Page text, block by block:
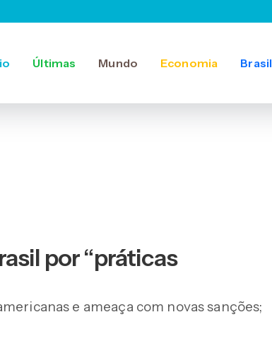
Últimas Mundo Economia Brasil
por “práticas
e ameaça com novas sanções;